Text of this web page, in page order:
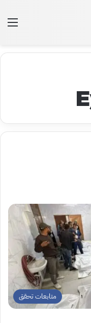
متابعات تحقق